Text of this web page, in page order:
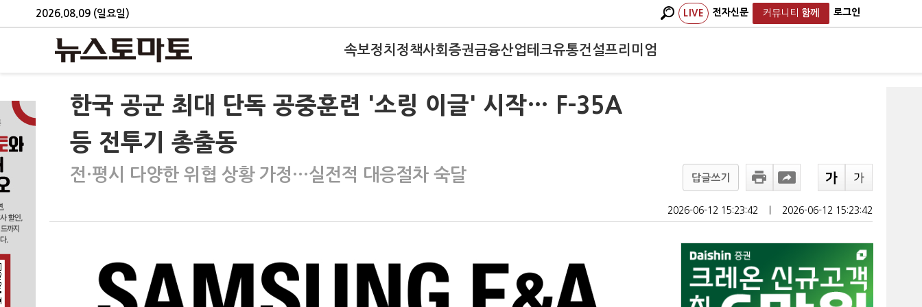
2026.08.09 (일요일) LIVE 전자신문 커뮤니티 함께 로그인
속보정치 정책사회 증권금융산업테크유통건설프리미엄
한국 공군 최대 단독 공중훈련 '소링 이글' 시작… F-35A
등 전투기 총출동
전·평시 다양한 위협 상황 가정…실전적 대응절차 숙달 답글쓰기
2026-06-12 15:23:42 2026-06-12 15:23:42